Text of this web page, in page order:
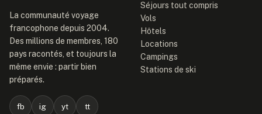
La communauté voyage
francophone depuis 2004.
Des millions de membres, 180
pays racontés, et toujours la
même envie : partir bien
préparés.
fb ig yt tt
Séjours tout compris
Vols
Hôtels
Locations
Campings
Stations de ski